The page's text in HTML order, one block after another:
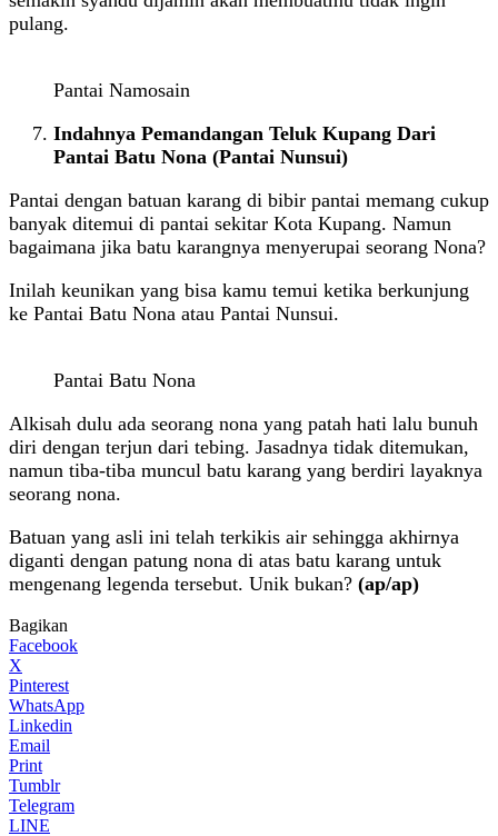
pulang.
Pantai Namosain
Indahnya Pemandangan Teluk Kupang Dari
Pantai Batu Nona (Pantai Nunsui)
Pantai dengan batuan karang di bibir pantai memang cukup
banyak ditemui di pantai sekitar Kota Kupang. Namun
bagaimana jika batu karangnya menyerupai seorang Nona?
Inilah keunikan yang bisa kamu temui ketika berkunjung
ke Pantai Batu Nona atau Pantai Nunsui.
Pantai Batu Nona
Alkisah dulu ada seorang nona yang patah hati lalu bunuh
diri dengan terjun dari tebing. Jasadnya tidak ditemukan,
namun tiba-tiba muncul batu karang yang berdiri layaknya
seorang nona.
Batuan yang asli ini telah terkikis air sehingga akhirnya
diganti dengan patung nona di atas batu karang untuk
mengenang legenda tersebut. Unik bukan? (ap/ap)
Bagikan
Facebook
X
Pinterest
WhatsApp
Linkedin
Email
Print
Tumblr
Telegram
LINE